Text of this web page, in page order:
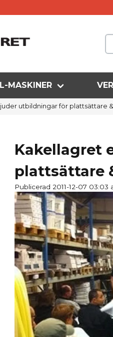
MASKINER
utbildningar för plattsättare
Kakellagret
plattsättare
Publicerad 2011-12-07 03:03